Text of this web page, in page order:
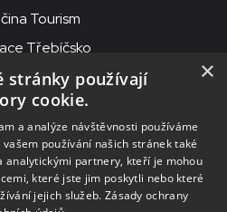
Tourism
Třebíčsko
Mor. Budějovice
Purcnerova 62, 676 02
Budějovice
ID datové schránky: chjn2kd
×
stránky používají
cookie.
a analýze návštěvnosti používáme
používání našich stránek také
analytickými partnery, kteří je mohou
které jste jim poskytli nebo které
jejich služeb. Zásady ochrany